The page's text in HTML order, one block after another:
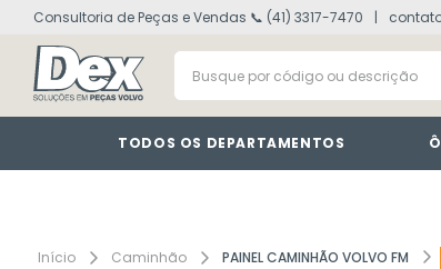
Consultoria de Peças e Vendas 📞 (41) 3317-7470
Busque por código ou descrição
TODOS OS DEPARTAMENTOS
Caminhão PAINEL CAMINHÃO VOLVO FM
1º volvo fh
3º vm
4º farol
5º lanterna
7 defletor